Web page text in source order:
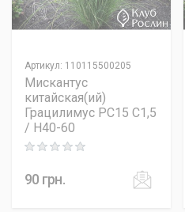
Артикул: 110115500205
Мискантус
китайская(ий)
Грацилимус PC15 C1,5
/ H40-60
Rating: 0 out of 5
90 грн.